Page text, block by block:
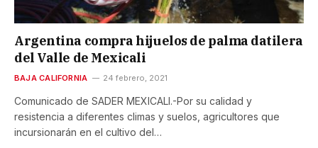
Argentina compra hijuelos de palma datilera
del Valle de Mexicali
BAJA CALIFORNIA 24 febrero, 2021
Comunicado de SADER MEXICALI.-Por su calidad y
resistencia a diferentes climas y suelos, agricultores que
incursionarán en el cultivo del…